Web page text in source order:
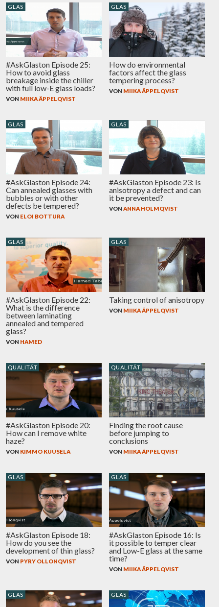
GLAS
#AskGlaston Episode 25:
How to avoid glass
breakage inside the chiller
with full low-E glass loads?
VON MIIKA ÄPPELQVIST
GLAS
How do environmental
factors affect the glass
tempering process?
VON MIIKA ÄPPELQVIST
GLAS
#AskGlaston Episode 24:
Can annealed glasses with
bubbles or with other
defects be tempered?
VON ELOI BOTTURA
GLAS
#AskGlaston Episode 23: Is
anisotropy a defect and can
it be prevented?
VON ANNA HOLMQVIST
GLAS
#AskGlaston Episode 22:
What is the difference
between laminating
annealed and tempered
glass?
VON HAMED
GLAS
Taking control of anisotropy
VON MIIKA ÄPPELQVIST
QUALITÄT
#AskGlaston Episode 20:
How can I remove white
haze?
VON KIMMO KUUSELA
QUALITÄT
Finding the root cause
before jumping to
conclusions
VON MIIKA ÄPPELQVIST
GLAS
#AskGlaston Episode 18:
How do you see the
development of thin glass?
VON PYRY OLLONQVIST
GLAS
#AskGlaston Episode 16: Is
it possible to temper clear
and Low-E glass at the same
time?
VON MIIKA ÄPPELQVIST
GLAS GLAS